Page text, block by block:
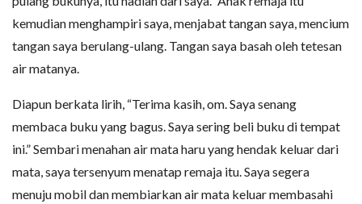
kemudian menghampiri saya, menjabat tangan saya, mencium
tangan saya berulang-ulang. Tangan saya basah oleh tetesan
air matanya.
Diapun berkata lirih, “Terima kasih, om. Saya senang
membaca buku yang bagus. Saya sering beli buku di tempat
ini.” Sembari menahan air mata haru yang hendak keluar dari
mata, saya tersenyum menatap remaja itu. Saya segera
menuju mobil dan membiarkan air mata keluar membasahi